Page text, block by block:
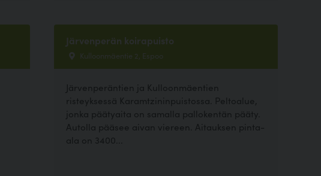
Järvenperän koirapuisto
Kulloonmäentie 2, Espoo
Järvenperäntien ja Kulloonmäentien
risteyksessä Karamtzininpuistossa. Peltoalue,
jonka päätyaita on samalla pallokentän pääty.
Autolla pääsee aivan viereen. Aitauksen pinta-
ala on 3400...